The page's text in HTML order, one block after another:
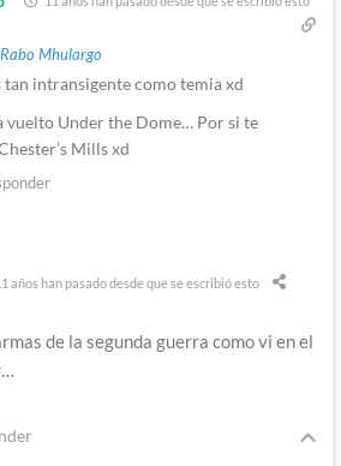
Mhulargo
tan intransigente como temia xd
vuelto Under the Dome… Por si te
Mills xd
años han pasado desde que se escribió esto
de la segunda guerra como vi en el